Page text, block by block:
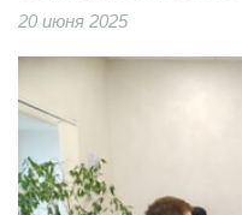
20 июня 2025